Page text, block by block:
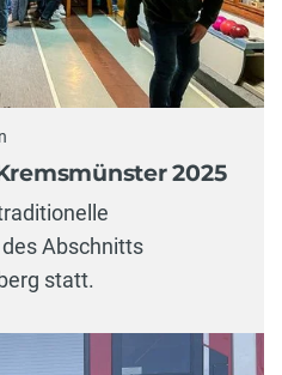
2025
Abschnitts
statt.